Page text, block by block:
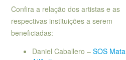
Confira a relação dos artistas e as
respectivas instituições a serem
beneficiadas:
Daniel Caballero – SOS Mata